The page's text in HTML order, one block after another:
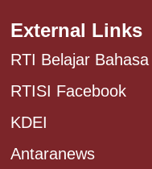
External Links
RTI Belajar
RTISI Facebook
KDEI
Antaranews